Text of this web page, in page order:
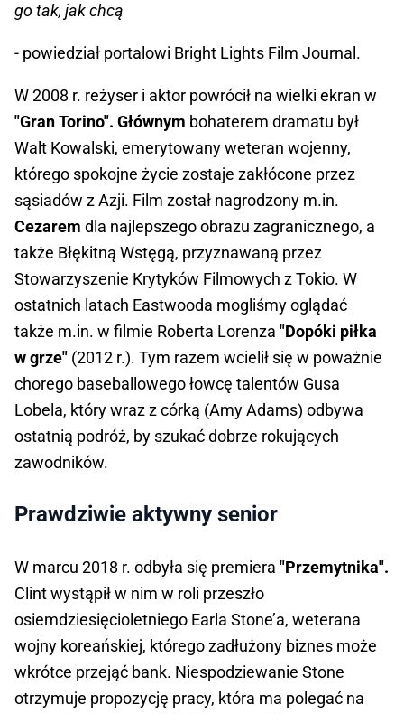
go tak, jak chcą
- powiedział portalowi Bright Lights Film Journal.
W 2008 r. reżyser i aktor powrócił na wielki ekran w
"Gran Torino". Głównym bohaterem dramatu był
Walt Kowalski, emerytowany weteran wojenny,
którego spokojne życie zostaje zakłócone przez
sąsiadów z Azji. Film został nagrodzony m.in.
Cezarem dla najlepszego obrazu zagranicznego, a
także Błękitną Wstęgą, przyznawaną przez
Stowarzyszenie Krytyków Filmowych z Tokio. W
ostatnich latach Eastwooda mogliśmy oglądać
także m.in. w filmie Roberta Lorenza "Dopóki piłka
w grze" (2012 r.). Tym razem wcielił się w poważnie
chorego baseballowego łowcę talentów Gusa
Lobela, który wraz z córką (Amy Adams) odbywa
ostatnią podróż, by szukać dobrze rokujących
zawodników.
Prawdziwie aktywny senior
W marcu 2018 r. odbyła się premiera "Przemytnika".
Clint wystąpił w nim w roli przeszło
osiemdziesięcioletniego Earla Stone’a, weterana
wojny koreańskiej, którego zadłużony biznes może
wkrótce przejąć bank. Niespodziewanie Stone
otrzymuje propozycję pracy, która ma polegać na